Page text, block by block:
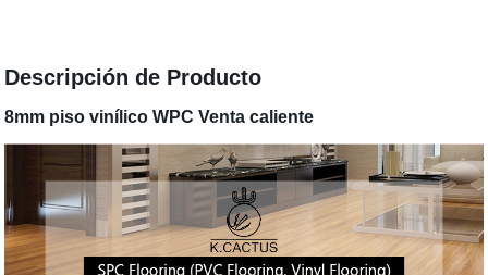
Descripción de Producto
8mm piso vinílico WPC Venta caliente